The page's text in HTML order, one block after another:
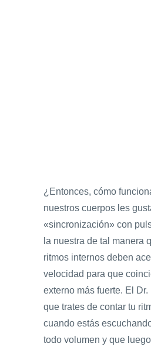
¿Entonces, cómo
nuestros cuerpos les
«sincronización» con
la nuestra de tal manera
ritmos internos deben
velocidad para que
externo más fuerte. El
que trates de contar tu
cuando estás
todo volumen y que